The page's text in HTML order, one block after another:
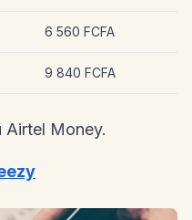
6 560 FCFA
9 840 FCFA
Money.